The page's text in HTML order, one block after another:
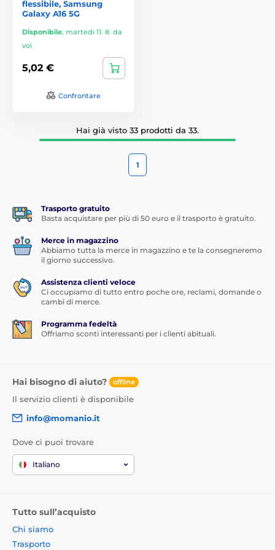
flessibile, Samsung
Galaxy A16 5G
Disponibile, martedì 11. 8. da
voi
5,02 €
Confrontare
Hai già visto 33 prodotti da 33.
1
Trasporto gratuito
Basta acquistare per più di 50 euro e il trasporto è gratuito.
Merce in magazzino
Abbiamo tutta la merce in magazzino e te la consegneremo
il giorno successivo.
Assistenza clienti veloce
Ci occupiamo di tutto entro poche ore, reclami, domande o
cambi di merce.
Programma fedeltà
Offriamo sconti interessanti per i clienti abituali.
Hai bisogno di aiuto? offline
Il servizio clienti è disponibile
info@momanio.it
Dove ci puoi trovare
Italiano
Tutto sull’acquisto
Chi siamo
Trasporto